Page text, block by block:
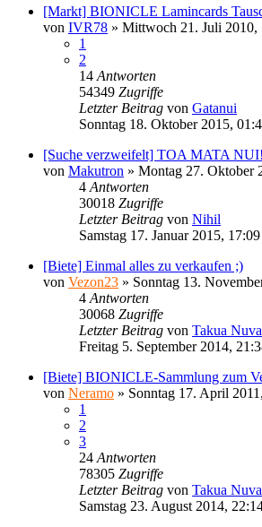
[Markt] BIONICLE Lamincards
von IVR78 » Mittwoch 21. Juli 2010,
1
2
14 Antworten
54349 Zugriffe
Letzter Beitrag von Gatanui
Sonntag 18. Oktober 2015,
[Suche verzweifelt] TOA MATA
von Makutron » Montag 27. Oktober
4 Antworten
30018 Zugriffe
Letzter Beitrag von Nihil
Samstag 17. Januar 2015, 17:09
[Biete] Einmal alles zu verkaufen ;)
von Vezon23 » Sonntag 13.
4 Antworten
30068 Zugriffe
Letzter Beitrag von Takua Nuva
Freitag 5. September 2014,
[Biete] BIONICLE-Sammlung zum
von Neramo » Sonntag 17. April
1
2
3
24 Antworten
78305 Zugriffe
Letzter Beitrag von Takua Nuva
Samstag 23. August 2014,